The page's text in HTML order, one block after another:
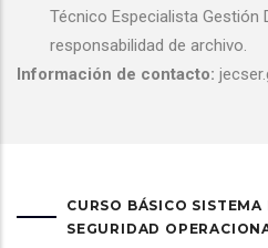
Técnico Especialista Gestión
responsabilidad de archivo.
Información de contacto:
CURSO BÁSICO
SEGURIDAD